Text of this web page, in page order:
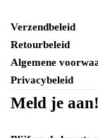
Verzendbeleid
Retourbeleid
Algemene
Privacybeleid
Meld je aan!